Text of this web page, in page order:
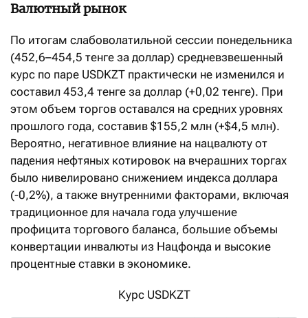
Валютный рынок
По итогам слабоволатильной сессии понедельника
(452,6–454,5 тенге за доллар) средневзвешенный
курс по паре USDKZT практически не изменился и
составил 453,4 тенге за доллар (+0,02 тенге). При
этом объем торгов оставался на средних уровнях
прошлого года, составив $155,2 млн (+$4,5 млн).
Вероятно, негативное влияние на нацвалюту от
падения нефтяных котировок на вчерашних торгах
было нивелировано снижением индекса доллара
(-0,2%), а также внутренними факторами, включая
традиционное для начала года улучшение
профицита торгового баланса, большие объемы
конвертации инвалюты из Нацфонда и высокие
процентные ставки в экономике.
Курс USDKZT